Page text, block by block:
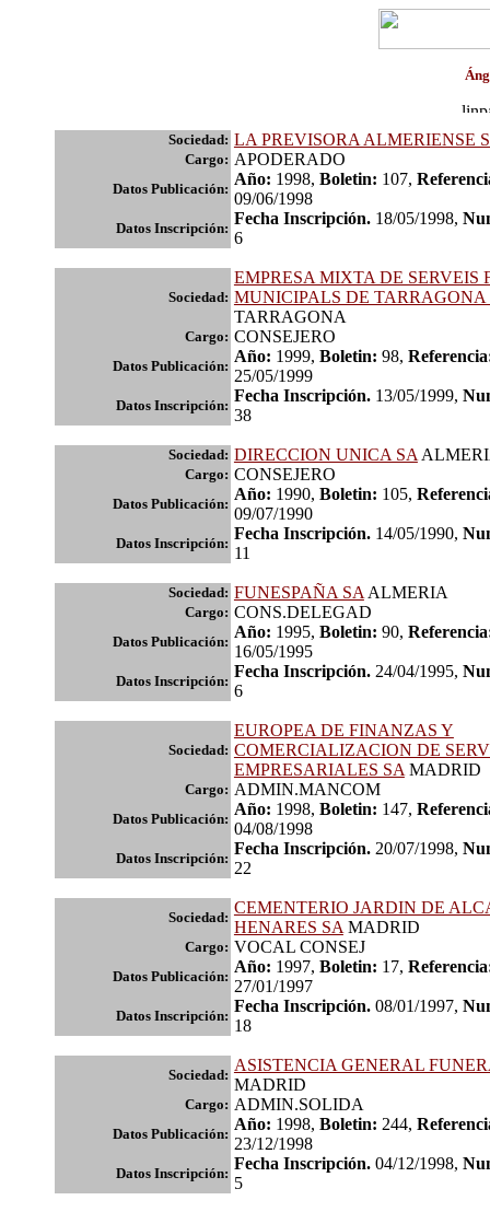
Sociedad: LA PREVISORA ALMERIENSE
Cargo: APODERADO
Datos Publicación:
Año: 1998, Boletin: 107,
09/06/1998
Datos Inscripción:
Fecha Inscripción.18/05/1998,
6
Sociedad:
EMPRESA MIXTA DE SERVEIS
MUNICIPALS DE TARRAGONA
TARRAGONA
Cargo: CONSEJERO
Datos Publicación:
Año: 1999, Boletin: 98,
25/05/1999
Datos Inscripción:
Fecha Inscripción.13/05/1999,
38
Sociedad: DIRECCION UNICA SA
Cargo: CONSEJERO
Datos Publicación:
Año: 1990, Boletin: 105,
09/07/1990
Datos Inscripción:
Fecha Inscripción.14/05/1990,
11
Sociedad: FUNESPAÑA SA ALMERIA
Cargo: CONS.DELEGAD
Datos Publicación:
Año: 1995, Boletin: 90,
16/05/1995
Datos Inscripción:
Fecha Inscripción.24/04/1995,
6
Sociedad:
EUROPEA DE FINANZAS Y
COMERCIALIZACION DE
EMPRESARIALES SA MADRID
Cargo: ADMIN.MANCOM
Datos Publicación:
Año: 1998, Boletin: 147,
04/08/1998
Datos Inscripción:
Fecha Inscripción.20/07/1998,
22
Sociedad:
CEMENTERIO JARDIN DE
HENARES SA MADRID
Cargo: VOCAL CONSEJ
Datos Publicación:
Año: 1997, Boletin: 17,
27/01/1997
Datos Inscripción:
Fecha Inscripción.08/01/1997,
18
Sociedad:
ASISTENCIA GENERAL
MADRID
Cargo: ADMIN.SOLIDA
Datos Publicación:
Año: 1998, Boletin: 244,
23/12/1998
Datos Inscripción:
Fecha Inscripción.04/12/1998,
5